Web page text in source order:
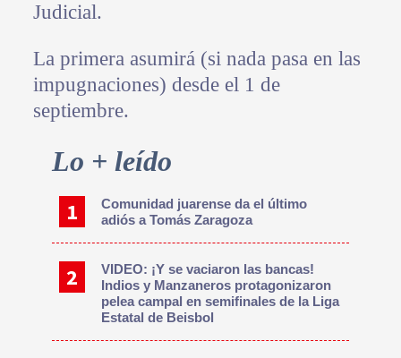
Judicial.
La primera asumirá (si nada pasa en las
impugnaciones) desde el 1 de
septiembre.
Primary
Lo + leído
Comunidad juarense da el último
adiós a Tomás Zaragoza
VIDEO: ¡Y se vaciaron las bancas!
Indios y Manzaneros protagonizaron
pelea campal en semifinales de la Liga
Estatal de Beisbol